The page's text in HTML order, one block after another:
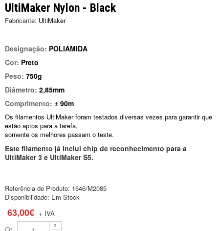
UltiMaker Nylon - Black
Fabricante: UltiMaker
Designação: POLIAMIDA
Cor: Preto
Peso: 750g
Diâmetro: 2,85mm
Comprimento: ± 90m
Os filamentos UltiMaker foram testados diversas vezes para garantir que
estão aptos para a tarefa,
somente os melhores passam o teste.
Este filamento já inclui chip de reconhecimento para a
UltiMaker 3 e UltiMaker S5.
Referência de Produto: 1646/M2085
Disponibilidade: Em Stock
63,00€ + IVA